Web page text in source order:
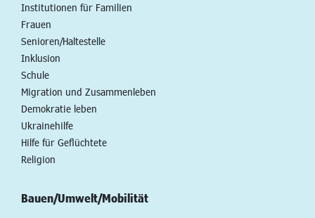
Institutionen für Familien
Frauen
Senioren/Haltestelle
Inklusion
Schule
Migration und Zusammenleben
Demokratie leben
Ukrainehilfe
Hilfe für Geflüchtete
Religion
Bauen/Umwelt/Mobilität